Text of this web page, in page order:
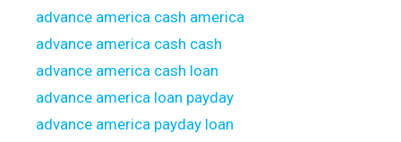
advance america cash america
advance america cash cash
advance america cash loan
advance america loan payday
advance america payday loan